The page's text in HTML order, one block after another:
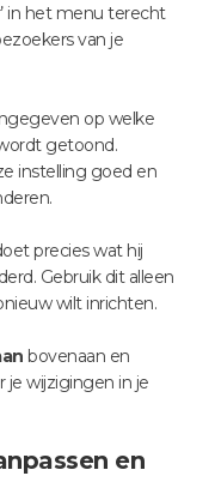
in het menu terecht
van je
op welke
getoond.
instelling goed en
precies wat hij
Gebruik dit alleen
wilt inrichten.
bovenaan en
je wijzigingen in je
en